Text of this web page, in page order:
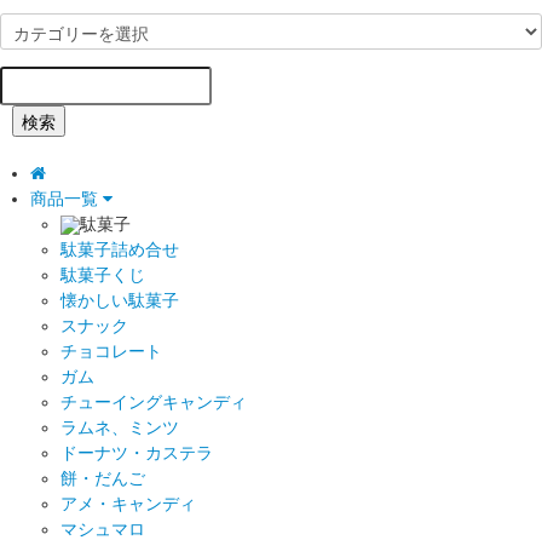
検索
商品一覧
駄菓子
駄菓子詰め合せ
駄菓子くじ
懐かしい駄菓子
スナック
チョコレート
ガム
チューイングキャンディ
ラムネ、ミンツ
ドーナツ・カステラ
餅・だんご
アメ・キャンディ
マシュマロ